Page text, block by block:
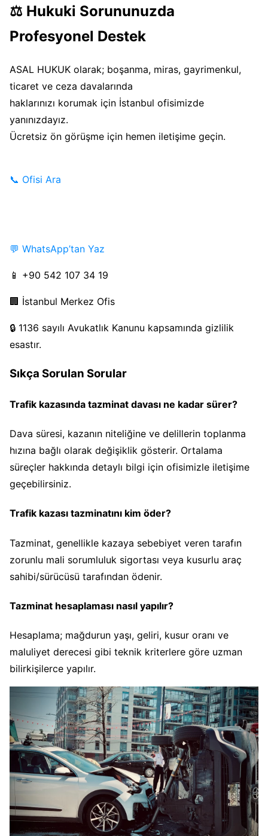
⚖️ Hukuki Sorununuzda
Profesyonel Destek
ASAL HUKUK olarak; boşanma, miras, gayrimenkul,
ticaret ve ceza davalarında
haklarınızı korumak için İstanbul ofisimizde
yanınızdayız.
Ücretsiz ön görüşme için hemen iletişime geçin.
📞 Ofisi Ara
💬 WhatsApp’tan Yaz
📱 +90 542 107 34 19
🏢 İstanbul Merkez Ofis
🔒 1136 sayılı Avukatlık Kanunu kapsamında gizlilik
esastır.
Sıkça Sorulan Sorular
Trafik kazasında tazminat davası ne kadar sürer?
Dava süresi, kazanın niteliğine ve delillerin toplanma
hızına bağlı olarak değişiklik gösterir. Ortalama
süreçler hakkında detaylı bilgi için ofisimizle iletişime
geçebilirsiniz.
Trafik kazası tazminatını kim öder?
Tazminat, genellikle kazaya sebebiyet veren tarafın
zorunlu mali sorumluluk sigortası veya kusurlu araç
sahibi/sürücüsü tarafından ödenir.
Tazminat hesaplaması nasıl yapılır?
Hesaplama; mağdurun yaşı, geliri, kusur oranı ve
maluliyet derecesi gibi teknik kriterlere göre uzman
bilirkişilerce yapılır.